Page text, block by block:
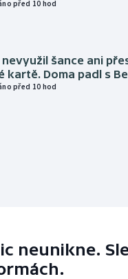
před 10 hod
nevyužil šance ani
kartě. Doma padl s
před 10 hod
neunikne.